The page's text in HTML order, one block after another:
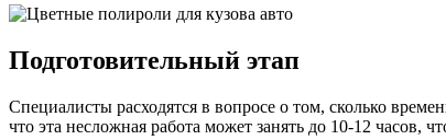
Подготовительный этап
Специалисты расходятся в вопросе о том, сколько
что эта несложная работа может занять до 10-12 часов,